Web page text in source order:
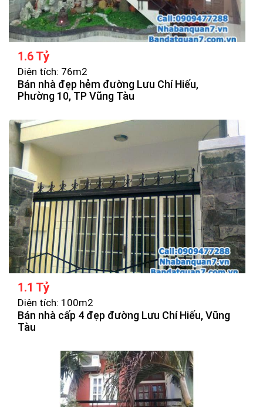
1.6 Tỷ
Diện tích: 76m2
Bán nhà đẹp hẻm đường Lưu Chí Hiếu,
Phường 10, TP Vũng Tàu
1.1 Tỷ
Diện tích: 100m2
Bán nhà cấp 4 đẹp đường Lưu Chí Hiếu, Vũng
Tàu